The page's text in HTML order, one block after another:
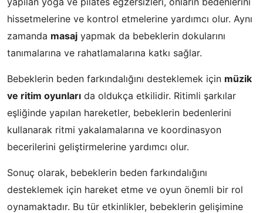
hissetmelerine ve kontrol etmelerine yardımcı olur. Aynı
zamanda masaj yapmak da bebeklerin dokularını
tanımalarına ve rahatlamalarına katkı sağlar.
Bebeklerin beden farkındalığını desteklemek için müzik
ve ritim oyunları da oldukça etkilidir. Ritimli şarkılar
eşliğinde yapılan hareketler, bebeklerin bedenlerini
kullanarak ritmi yakalamalarına ve koordinasyon
becerilerini geliştirmelerine yardımcı olur.
Sonuç olarak, bebeklerin beden farkındalığını
desteklemek için hareket etme ve oyun önemli bir rol
oynamaktadır. Bu tür etkinlikler, bebeklerin gelişimine